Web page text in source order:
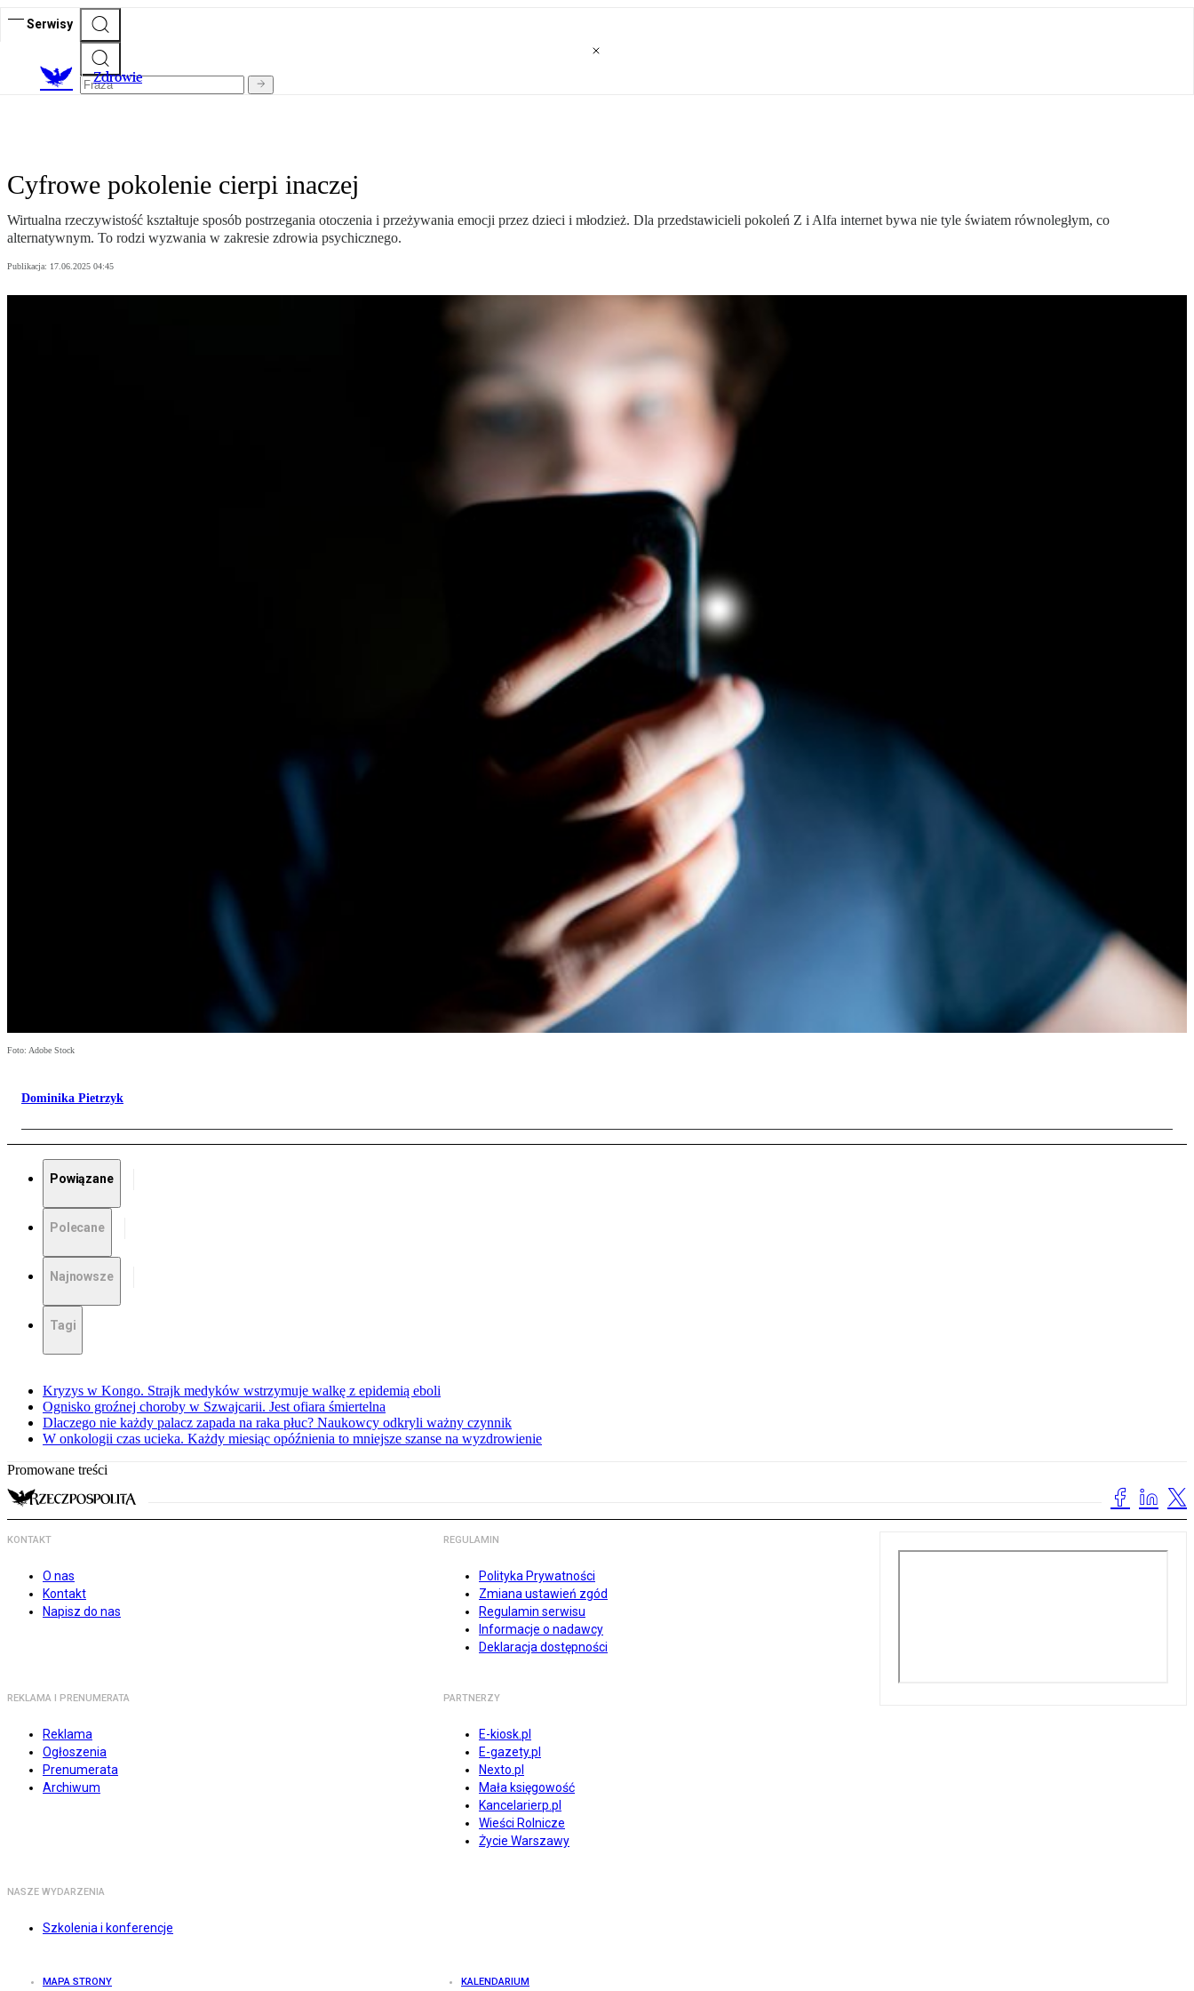
Serwisy
Zdrowie
Cyfrowe pokolenie cierpi inaczej
Wirtualna rzeczywistość kształtuje sposób postrzegania otoczenia i przeżywania emocji przez dzieci i młodzież. Dla przedstawicieli pokoleń Z i Alfa internet bywa nie tyle światem równoległym, co
alternatywnym. To rodzi wyzwania w zakresie zdrowia psychicznego.
Publikacja: 17.06.2025 04:45
Foto: Adobe Stock
Dominika Pietrzyk
Powiązane
Polecane
Najnowsze
Tagi
Kryzys w Kongo. Strajk medyków wstrzymuje walkę z epidemią eboli
Ognisko groźnej choroby w Szwajcarii. Jest ofiara śmiertelna
Dlaczego nie każdy palacz zapada na raka płuc? Naukowcy odkryli ważny czynnik
W onkologii czas ucieka. Każdy miesiąc opóźnienia to mniejsze szanse na wyzdrowienie
Promowane treści
KONTAKT
O nas
Kontakt
Napisz do nas
REGULAMIN
Polityka Prywatności
Zmiana ustawień zgód
Regulamin serwisu
Informacje o nadawcy
Deklaracja dostępności
REKLAMA I PRENUMERATA
Reklama
Ogłoszenia
Prenumerata
Archiwum
PARTNERZY
E-kiosk.pl
E-gazety.pl
Nexto.pl
Mała księgowość
Kancelarierp.pl
Wieści Rolnicze
Życie Warszawy
NASZE WYDARZENIA
Szkolenia i konferencje
MAPA STRONY KALENDARIUM